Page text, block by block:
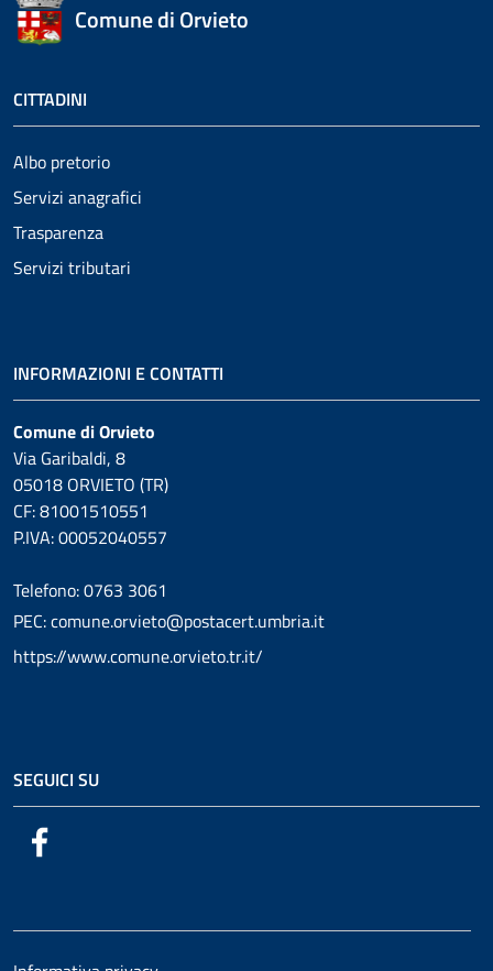
Comune di Orvieto
CITTADINI
Albo pretorio
Servizi anagrafici
Trasparenza
Servizi tributari
INFORMAZIONI E CONTATTI
Comune di Orvieto
Via Garibaldi, 8
05018 ORVIETO (TR)
CF: 81001510551
P.IVA: 00052040557
Telefono: 0763 3061
PEC: comune.orvieto@postacert.umbria.it
https://www.comune.orvieto.tr.it/
SEGUICI SU